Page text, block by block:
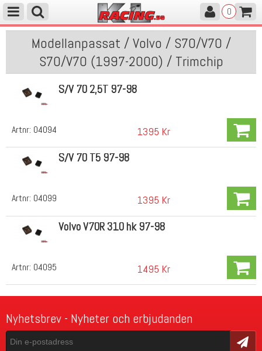
0
Modellanpassat / Volvo / S70/V70 /
S70/V70 (1997-2000) / Trimchip
Artnr: 04094
S/V 70 2,5T 97-98
1395 Kr
Artnr: 04099
S/V 70 T5 97-98
1395 Kr
Artnr: 04095
Volvo V70R 310 hk 97-98
1495 Kr
Nyhetsbrev - Nyheter och erbjudanden
Skicka